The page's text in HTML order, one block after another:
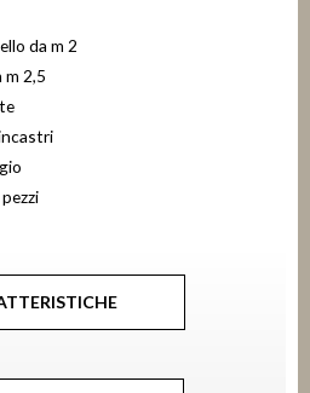
da m 2
m 2,5